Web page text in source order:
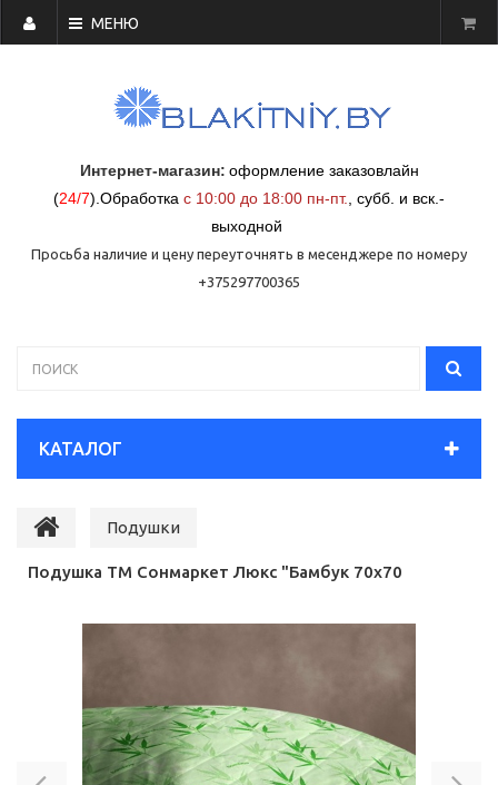
МЕНЮ
Интернет-магазин: оформление заказовлайн
(24/7) Обработка с 10:00 до 18:00 пн-пт. субб. и вск.-
выходной
Просьба наличие и цену переуточнять в месенджере по номеру
+375297700365
КАТАЛОГ
Подушки
Подушка ТМ Сонмаркет Люкс "Бамбук 70х70
Previous